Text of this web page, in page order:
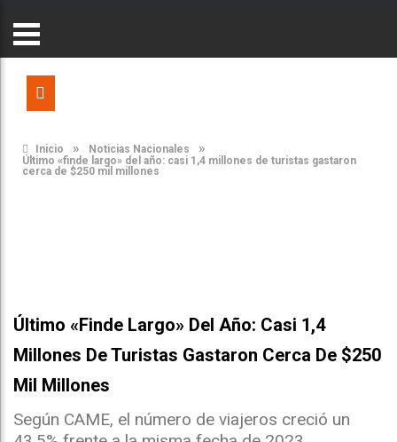
Inicio » Noticias Nacionales »
Último «finde largo» del año: casi 1,4 millones de turistas gastaron
cerca de $250 mil millones
Último «finde Largo» Del Año: Casi 1,4
Millones De Turistas Gastaron Cerca De $250
Mil Millones
Según CAME, el número de viajeros creció un